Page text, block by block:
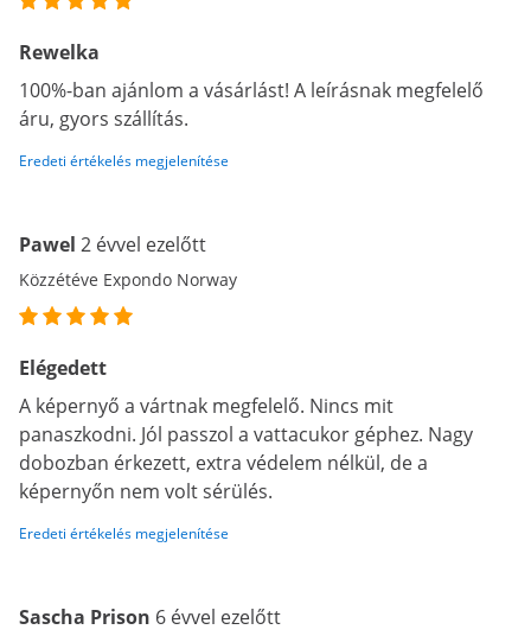
Rewelka
100%-ban ajánlom a vásárlást! A leírásnak megfelelő
áru, gyors szállítás.
Eredeti értékelés megjelenítése
Pawel 2 évvel ezelőtt
Közzétéve Expondo Norway
Elégedett
A képernyő a vártnak megfelelő. Nincs mit
panaszkodni. Jól passzol a vattacukor géphez. Nagy
dobozban érkezett, extra védelem nélkül, de a
képernyőn nem volt sérülés.
Eredeti értékelés megjelenítése
Sascha Prison 6 évvel ezelőtt